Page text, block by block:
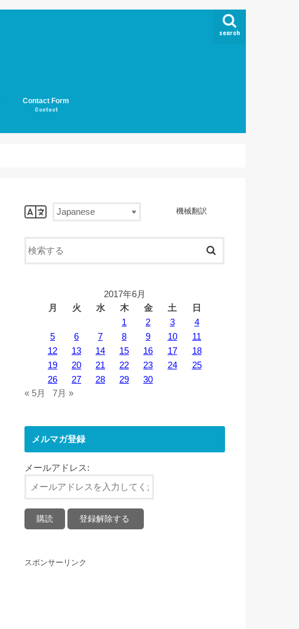
search
Contact Form
Contact
機械翻訳
2017年6月
月
火 水 木 金 土
日
1
2 3
4
5
6 7 8 9 10
11
12
13 14 15 16 17
18
19
20 21 22 23 24
25
26
27 28 29
30
« 5月
7月 »
メルマガ登録
メールアドレス:
スポンサーリンク